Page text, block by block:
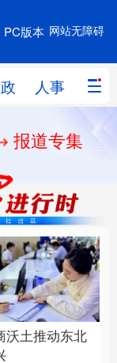
网站无障碍
PC版本
人事 国际
人事
教育
体育
军事
政务
报道专集
沃土推动东北